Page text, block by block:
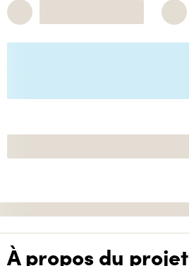
À propos du projet